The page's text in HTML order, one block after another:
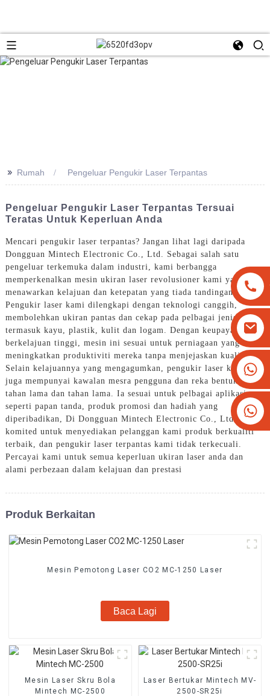
+8613825779334
+16266628193
>> Rumah Pengeluar Pengukir Laser Terpantas
Pengeluar Pengukir Laser Terpantas Tersuai
Teratas Untuk Keperluan Anda
Mencari pengukir laser terpantas? Jangan lihat lagi daripada
Dongguan Mintech Electronic Co., Ltd. Sebagai salah satu
pengeluar terkemuka dalam industri, kami berbangga
memperkenalkan mesin ukiran laser revolusioner kami yang
menawarkan kelajuan dan ketepatan yang tiada tandingan,
Pengukir laser kami dilengkapi dengan teknologi canggih,
membolehkan ukiran pantas dan cekap pada pelbagai jenis bahan
termasuk kayu, plastik, kulit dan logam. Dengan keupayaan
berkelajuan tinggi, mesin ini sesuai untuk perniagaan yang ingin
meningkatkan produktiviti mereka tanpa menjejaskan kualiti,
Selain kelajuannya yang mengagumkan, pengukir laser kami
juga mempunyai kawalan mesra pengguna dan reka bentuk yang
tahan lama dan tahan lama. Ia sesuai untuk pelbagai aplikasi
seperti papan tanda, produk promosi dan hadiah yang
diperibadikan, Di Dongguan Mintech Electronic Co., Ltd., kami
komited untuk menyediakan pelanggan kami produk berkualiti
terbaik, dan pengukir laser terpantas kami tidak terkecuali.
Percayai kami untuk semua keperluan ukiran laser anda dan
alami perbezaan dalam kelajuan dan prestasi
Produk Berkaitan
Mesin Pemotong Laser CO2 MC-1250 Laser
Baca Lagi
Mesin Laser Skru Bola
Mintech MC-2500
Laser Bertukar Mintech MV-
2500-SR25i